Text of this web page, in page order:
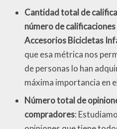
Cantidad total de
número de
Accesorios Bicicletas
que esa métrica nos
de personas lo han
máxima importancia en
Número total de
compradores: